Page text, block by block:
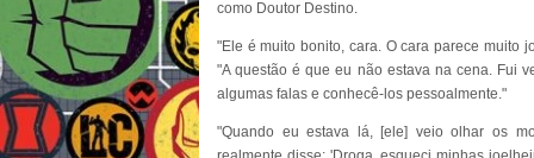
como Doutor Destino.
"Ele é muito bonito, cara. O cara parece muito
"A questão é que eu não estava na cena. Fui
algumas falas e conhecê-los pessoalmente."
"Quando eu estava lá, [ele] veio olhar os